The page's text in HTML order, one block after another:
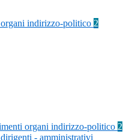
indirizzo-politico 2
organi indirizzo-politico 2
- amministrativi